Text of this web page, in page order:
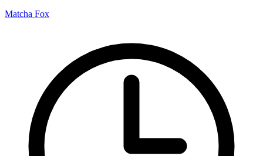
Matcha Fox